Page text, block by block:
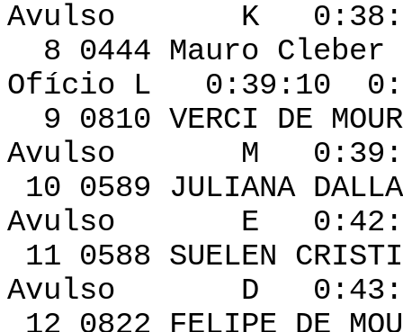
Avulso K
8 0444 Mauro
Ofício L 0:39:10
9 0810
Avulso M
10 0589
Avulso E
11 0588 SUELEN
Avulso D
12 0822